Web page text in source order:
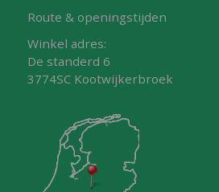
Route & openingstijden
Winkel adres:
De standerd 6
3774SC Kootwijkerbroek